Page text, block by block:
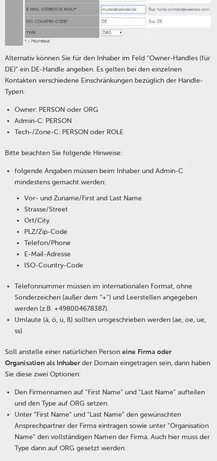
Alternativ können Sie für den Inhaber im Feld "Owner-Handles (für
DE)" ein DE-Handle angeben. Es gelten bei den einzelnen
Kontakten verschiedene Einschränkungen bezüglich der Handle-
Typen:
Owner: PERSON oder ORG
Admin-C: PERSON
Tech-/Zone-C: PERSON oder ROLE
Bitte beachten Sie folgende Hinweise:
folgende Angaben müssen beim Inhaber und Admin-C
mindestens gemacht werden:
Vor- und Zuname/First and Last Name
Strasse/Street
Ort/City
PLZ/Zip-Code
Telefon/Phone
E-Mail-Adresse
ISO-Country-Code
Telefonnummer müssen im internationalen Format, ohne
Sonderzeichen (außer dem "+") und Leerstellen angegeben
werden (z.B. +498004678387).
Umlaute (ä, ö, ü, ß) sollten umgeschrieben werden (ae, oe, ue,
ss)
Soll anstelle einer natürlichen Person eine Firma oder
Organisation als Inhaber der Domain eingetragen sein, dann haben
Sie diese zwei Optionen:
Den Firmennamen auf "First Name" und "Last Name" aufteilen
und den Type auf ORG setzen.
Unter "First Name" und "Last Name" den gewünschten
Ansprechpartner der Firma eintragen sowie unter "Organisation
Name" den vollständigen Namen der Firma. Auch hier muss der
Type dann auf ORG gesetzt werden.